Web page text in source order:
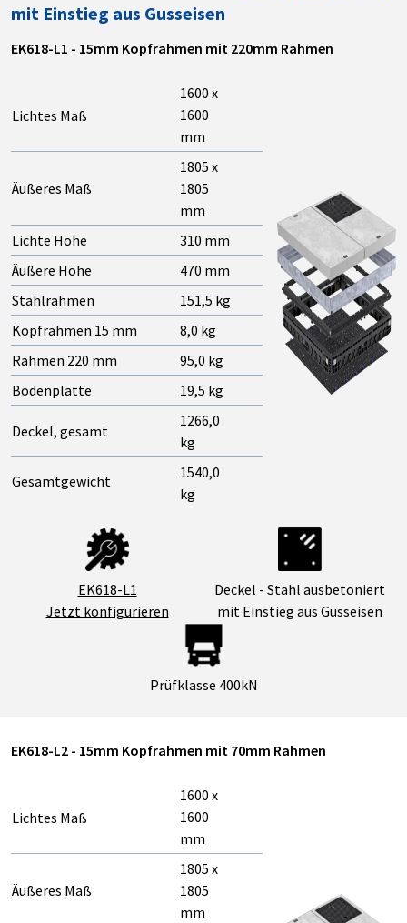
mit Einstieg aus Gusseisen
EK618-L1 - 15mm Kopfrahmen mit 220mm Rahmen
Lichtes Maß
1600 x
1600
mm
Äußeres Maß
1805 x
1805
mm
Lichte Höhe
310 mm
Äußere Höhe
470 mm
Stahlrahmen
151,5 kg
Kopfrahmen 15 mm
8,0 kg
Rahmen 220 mm
95,0 kg
Bodenplatte
19,5 kg
Deckel, gesamt
1266,0
kg
Gesamtgewicht
1540,0
kg
EK618-L1
Jetzt konfigurieren
Deckel - Stahl ausbetoniert
mit Einstieg aus Gusseisen
Prüfklasse 400kN
EK618-L2 - 15mm Kopfrahmen mit 70mm Rahmen
Lichtes Maß
1600 x
1600
mm
Äußeres Maß
1805 x
1805
mm